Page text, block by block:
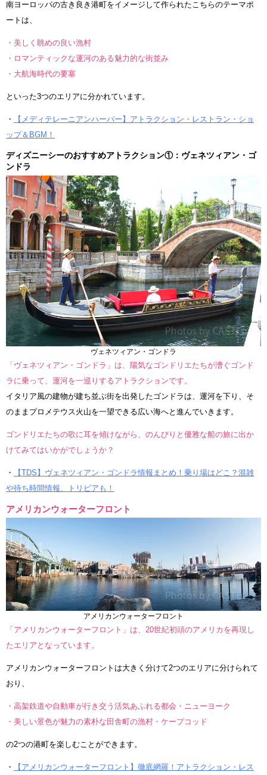
南ヨーロッパの古き良き港町をイメージして作られたこちらのテーマポ
ートは、
・美しく眺めの良い漁村
・ロマンティックな運河のある魅力的な街並み
・大航海時代の要塞
といった3つのエリアに分かれています。
・
【メディテレーニアンハーバー】アトラクション・レストラン・ショ
ップ＆BGM！
ディズニーシーのおすすめアトラクション①：ヴェネツィアン・ゴ
ンドラ
ヴェネツィアン・ゴンドラ
「ヴェネツィアン・ゴンドラ」は、陽気なゴンドリエたちが漕ぐゴンド
ラに乗って、運河を一巡りするアトラクションです。
イタリア風の建物が建ち並ぶ街を出発したゴンドラは、運河を下り、そ
のままプロメテウス火山を一望できる広い海へと進んでいきます。
ゴンドリエたちの歌に耳を傾けながら、のんびりと優雅な船の旅に出か
けてみてはいかがでしょうか？
・
【TDS】ヴェネツィアン・ゴンドラ情報まとめ！乗り場はどこ？混雑
や待ち時間情報、トリビアも！
アメリカンウォーターフロント
アメリカンウォーターフロント
「アメリカンウォーターフロント」は、20世紀初頭のアメリカを再現し
たエリアとなっています。
アメリカンウォーターフロントは大きく分けて2つのエリアに分けられて
おり、
・高架鉄道や自動車が行き交う活気あふれる都会・ニューヨーク
・美しい景色が魅力の素朴な田舎町の漁村・ケープコッド
の2つの港町を楽しむことができます。
・ 【アメリカンウォーターフロント】徹底網羅！アトラクション・レス